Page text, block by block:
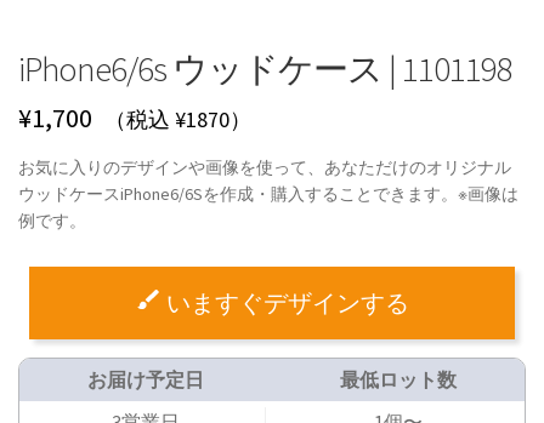
iPhone6/6s ウッドケース | 1101198
¥1,700 （税込 ¥1870）
お気に入りのデザインや画像を使って、あなただけのオリジナル
ウッドケースiPhone6/6Sを作成・購入することできます。※画像は
例です。
いますぐデザインする
お届け予定日
最低ロット数